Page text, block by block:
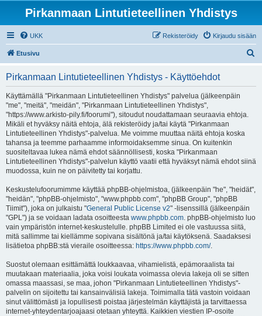
Pirkanmaan Lintutieteellinen Yhdistys
UKK Kirjaudu sisään
Rekisteröidy
Etusivu
Pirkanmaan Lintutieteellinen Yhdistys - Käyttöehdot
Käyttämällä "Pirkanmaan Lintutieteellinen Yhdistys" palvelua (jälkeenpäin
"me", "meitä", "meidän", "Pirkanmaan Lintutieteellinen Yhdistys",
"https://www.arkisto-pily.fi/foorumi"), sitoudut noudattamaan seuraavia ehtoja.
Mikäli et hyväksy näitä ehtoja, älä rekisteröidy ja/tai käytä "Pirkanmaan
Lintutieteellinen Yhdistys"-palvelua. Me voimme muuttaa näitä ehtoja koska
tahansa ja teemme parhaamme informoidaksemme sinua. On kuitenkin
suositeltavaa lukea nämä ehdot säännöllisesti, koska "Pirkanmaan
Lintutieteellinen Yhdistys"-palvelun käyttö vaatii että hyväksyt nämä ehdot siinä
muodossa, kuin ne on päivitetty tai korjattu.
Keskustelufoorumimme käyttää phpBB-ohjelmistoa, (jälkeenpäin "he", "heidät",
"heidän", "phpBB-ohjelmisto", "www.phpbb.com", "phpBB Group", "phpBB
Tiimit"), joka on julkaistu "General Public License v2" -lisenssillä (jälkeenpäin
"GPL") ja se voidaan ladata osoitteesta www.phpbb.com. phpBB-ohjelmisto luo
vain ympäristön internet-keskustelulle. phpBB Limited ei ole vastuussa siitä,
mitä sallimme tai kiellämme sopivana sisältönä ja/tai käytöksenä. Saadaksesi
lisätietoa phpBB:stä vieraile osoitteessa: https://www.phpbb.com/.
Suostut olemaan esittämättä loukkaavaa, vihamielistä, epämoraalista tai
muutakaan materiaalia, joka voisi loukata voimassa olevia lakeja oli se sitten
omassa maassasi, se maa, johon "Pirkanmaan Lintutieteellinen Yhdistys"-
palvelin on sijoitettu tai kansainvälisiä lakeja. Toimimalla tätä vastoin voidaan
sinut välittömästi ja lopullisesti poistaa järjestelmän käyttäjistä ja tarvittaessa
internet-yhteydentarjoajaasi otetaan yhteyttä. Kaikkien viestien IP-osoite